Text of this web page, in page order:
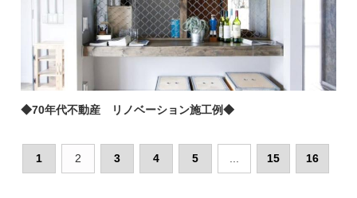
◆70年代不動産 リノベーション施工例◆
1 2 3 4 5 15 16